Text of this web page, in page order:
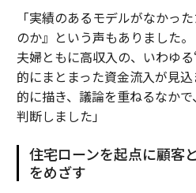
「実績のあるモデルがなかっ
のか』という声もありました
夫婦ともに高収入の、いわゆ
的にまとまった資金流入が見
的に描き、議論を重ねるなか
判断しました」
住宅ローンを起点に顧客
をめざす